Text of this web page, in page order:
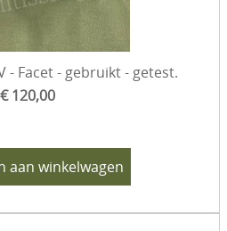
- Facet - gebruikt - getest.
€ 120,00
aan winkelwagen